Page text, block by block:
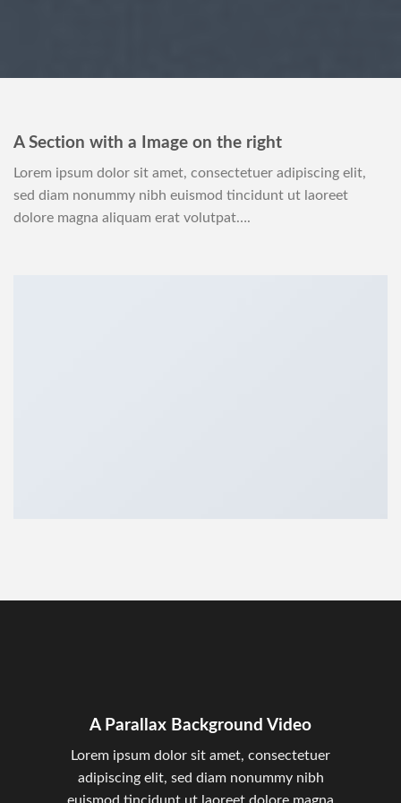
A Section with a Image on the right
Lorem ipsum dolor sit amet, consectetuer adipiscing elit,
sed diam nonummy nibh euismod tincidunt ut laoreet
dolore magna aliquam erat volutpat….
A Parallax Background Video
Lorem ipsum dolor sit amet, consectetuer
adipiscing elit, sed diam nonummy nibh